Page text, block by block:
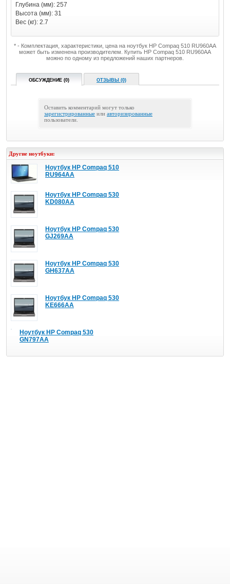
Глубина (мм): 257
Высота (мм): 31
Вес (кг): 2.7
* - Комплектация, характеристики, цена на ноутбук HP Compaq 510 RU960AA
может быть изменена производителем. Купить HP Compaq 510 RU960AA
можно по одному из предложений наших партнеров.
ОБСУЖДЕНИЕ (0) ОТЗЫВЫ (0)
Оставить комментарий могут только
зарегистрированные или авторизированные
пользователи.
Другие ноутбуки:
Ноутбук HP Compaq 510
RU964AA
Ноутбук HP Compaq 530
KD080AA
Ноутбук HP Compaq 530
GJ269AA
Ноутбук HP Compaq 530
GH637AA
Ноутбук HP Compaq 530
KE666AA
Ноутбук HP Compaq 530
GN797AA